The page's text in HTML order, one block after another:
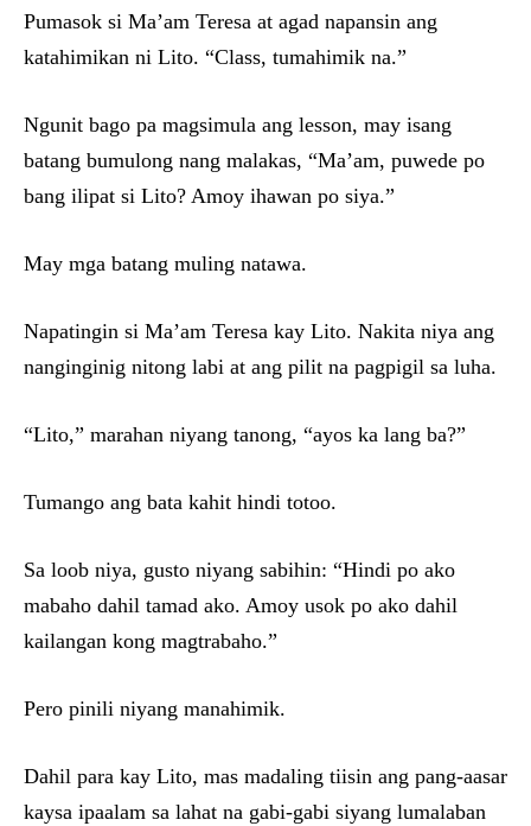
Pumasok si Ma’am Teresa at agad napansin ang
katahimikan ni Lito. “Class, tumahimik na.”
Ngunit bago pa magsimula ang lesson, may isang
batang bumulong nang malakas, “Ma’am, puwede po
bang ilipat si Lito? Amoy ihawan po siya.”
May mga batang muling natawa.
Napatingin si Ma’am Teresa kay Lito. Nakita niya ang
nanginginig nitong labi at ang pilit na pagpigil sa luha.
“Lito,” marahan niyang tanong, “ayos ka lang ba?”
Tumango ang bata kahit hindi totoo.
Sa loob niya, gusto niyang sabihin: “Hindi po ako
mabaho dahil tamad ako. Amoy usok po ako dahil
kailangan kong magtrabaho.”
Pero pinili niyang manahimik.
Dahil para kay Lito, mas madaling tiisin ang pang-aasar
kaysa ipaalam sa lahat na gabi-gabi siyang lumalaban